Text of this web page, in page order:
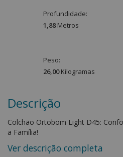
Profundidade:
1,88 Metros
Peso:
26,00 Kilogramas
Descrição
Colchão Ortobom Light D45:
a Família!
O Colchão Ortobom Light D45 é a
Ver descrição completa